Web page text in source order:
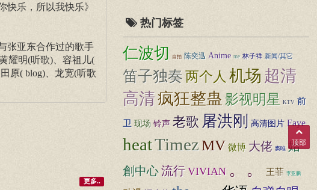
乐，所以我快乐》
张亚东合作过的歌手
耀明(听歌)、容祖儿(
原( blog)、龙宽(听歌
更多..
热门标签
仁波切 自拍 陈奕迅 Anime me 林子祥 新闻/其它
笛子独奏两个人 机场 超清
高清疯狂整蛊影视明星 KTV 前
卫 现场 铃声 老歌 屠洪刚 高清图片 Faye
heatTimezMV 微博 大佬 窦唯 始
創中心流行 VIVIAN 。。 王菲 李亚鹏
顶部